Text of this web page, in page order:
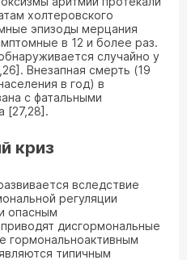
холтеровского
эпизоды мерцания
в 12 и более раз.
случайно у
Внезапная смерть (19
в год) в
с фатальными
[27,28].
криз
вследствие
регуляции
опасным
дисгормональные
гормональноактивным
типичным